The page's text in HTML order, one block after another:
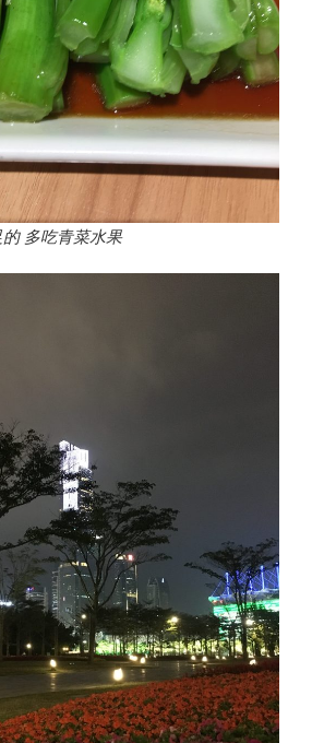
多吃青菜水果